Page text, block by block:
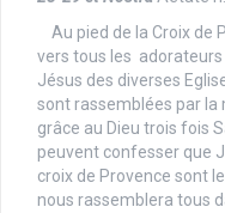
Au pied de la Croix de
vers tous les adorateurs
Jésus des diverses
sont rassemblées par la
grâce au Dieu trois fois
peuvent confesser que
croix de Provence sont
nous rassemblera tous